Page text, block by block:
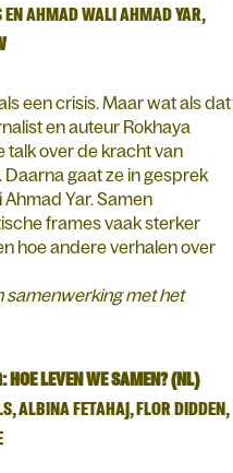
EN AHMAD WALI AHMAD YAR,
een crisis. Maar wat als dat
en auteur Rokhaya
talk over de kracht van
gaat ze in gesprek
Yar. Samen
frames vaak sterker
hoe andere verhalen over
samenwerking met het
HOE LEVEN WE SAMEN? (NL)
ALBINA FETAHAJ, FLOR DIDDEN,